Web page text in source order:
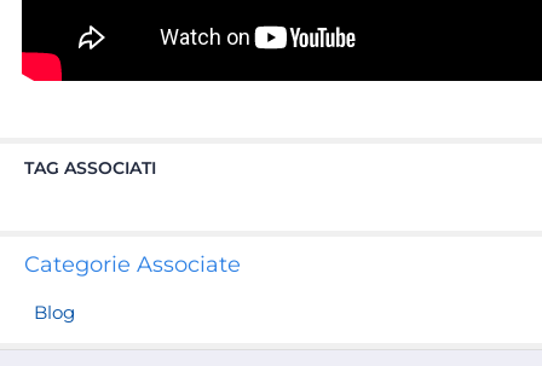
TAG ASSOCIATI
Categorie Associate
Blog